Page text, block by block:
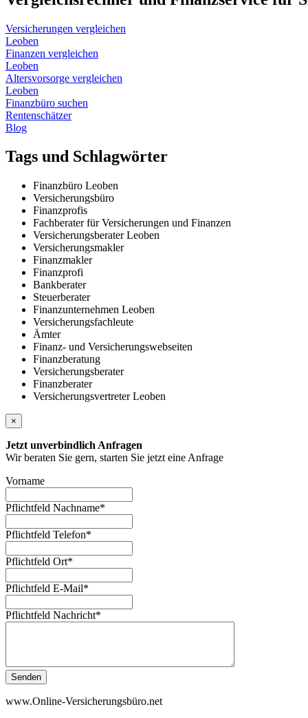
Versicherungen vergleichen
Leoben
Finanzen vergleichen
Leoben
Altersvorsorge vergleichen
Leoben
Finanzbüro suchen
Rentenschätzer
Blog
Tags und Schlagwörter
Finanzbüro Leoben
Versicherungsbüro
Finanzprofis
Fachberater für Versicherungen und Finanzen
Versicherungsberater Leoben
Versicherungsmakler
Finanzmakler
Finanzprofi
Bankberater
Steuerberater
Finanzunternehmen Leoben
Versicherungsfachleute
Ämter
Finanz- und Versicherungswebseiten
Finanzberatung
Versicherungsberater
Finanzberater
Versicherungsvertreter Leoben
×
Jetzt unverbindlich Anfragen
Wir beraten Sie gern, starten Sie jetzt eine Anfrage
Vorname
Pflichtfeld Nachname*
Pflichtfeld Telefon*
Pflichtfeld Ort*
Pflichtfeld E-Mail*
Pflichtfeld Nachricht*
Senden
www.Online-Versicherungsbüro.net